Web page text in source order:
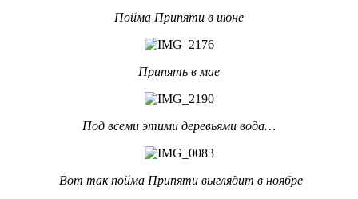
Пойма Припяти в июне
Припять в мае
Под всеми этими деревьями вода…
Вот так пойма Припяти выглядит в ноябре